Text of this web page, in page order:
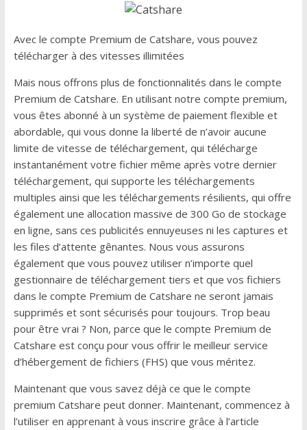
Avec le compte Premium de Catshare, vous pouvez
télécharger à des vitesses illimitées
Mais nous offrons plus de fonctionnalités dans le compte
Premium de Catshare. En utilisant notre compte premium,
vous êtes abonné à un système de paiement flexible et
abordable, qui vous donne la liberté de n’avoir aucune
limite de vitesse de téléchargement, qui télécharge
instantanément votre fichier même après votre dernier
téléchargement, qui supporte les téléchargements
multiples ainsi que les téléchargements résilients, qui offre
également une allocation massive de 300 Go de stockage
en ligne, sans ces publicités ennuyeuses ni les captures et
les files d’attente gênantes. Nous vous assurons
également que vous pouvez utiliser n’importe quel
gestionnaire de téléchargement tiers et que vos fichiers
dans le compte Premium de Catshare ne seront jamais
supprimés et sont sécurisés pour toujours. Trop beau
pour être vrai ? Non, parce que le compte Premium de
Catshare est conçu pour vous offrir le meilleur service
d’hébergement de fichiers (FHS) que vous méritez.
Maintenant que vous savez déjà ce que le compte
premium Catshare peut donner. Maintenant, commencez à
l’utiliser en apprenant à vous inscrire grâce à l’article